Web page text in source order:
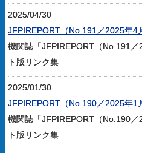
2025/04/30
JFPIREPORT（No.191／2025年4
機関誌「JFPIREPORT（No.191
ト版リンク集
2025/01/30
JFPIREPORT（No.190／2025年1
機関誌「JFPIREPORT（No.190
ト版リンク集